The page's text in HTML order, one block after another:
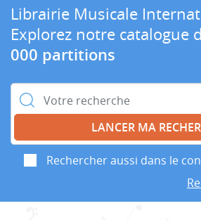
Librairie Musicale
Explorez notre catalogue
000 partitions
Rechercher :
Rechercher aussi dans le